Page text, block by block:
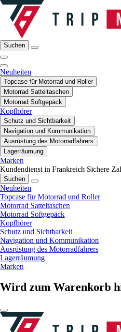
Suchen
Neuheiten
Topcase für Motorrad und Roller
Motorrad Satteltaschen
Motorrad Softgepäck
Kopfhörer
Schutz und Sichtbarkeit
Navigation und Kommunikation
Ausrüstung des Motorradfahrers
Lagerräumung
Marken
Kundendienst in Frankreich Sichere
Suchen
Neuheiten
Topcase für Motorrad und Roller
Motorrad Satteltaschen
Motorrad Softgepäck
Kopfhörer
Schutz und Sichtbarkeit
Navigation und Kommunikation
Ausrüstung des Motorradfahrers
Lagerräumung
Marken
Wird zum Warenkorb